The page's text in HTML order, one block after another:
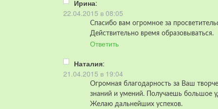
Ирина:
22.04.2015 в 08:05
Спасибо вам огромное за
Действительно время образовываться.
Ответить
Наталия:
21.04.2015 в 19:04
Огромная благодарность за Ваш
знаний и умений. Получаешь большое
Желаю дальнейших успехов.